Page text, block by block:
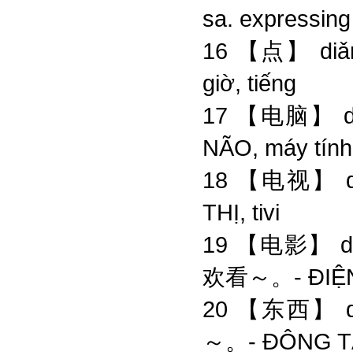
sa.
16 【点】
giờ, tiếng
17 【电脑】
NÃO, máy tính
18 【电视】
THỊ, tivi
19 【电影】
欢看～。-
20 【东西】
～。- ĐÔNG